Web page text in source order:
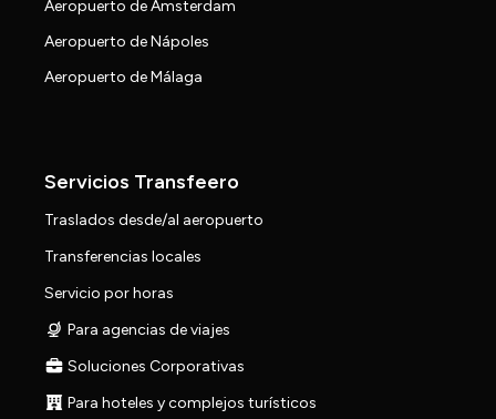
Aeropuerto de Amsterdam
Aeropuerto de Nápoles
Aeropuerto de Málaga
Servicios Transfeero
Traslados desde/al aeropuerto
Transferencias locales
Servicio por horas
Para agencias de viajes
Soluciones Corporativas
Para hoteles y complejos turísticos